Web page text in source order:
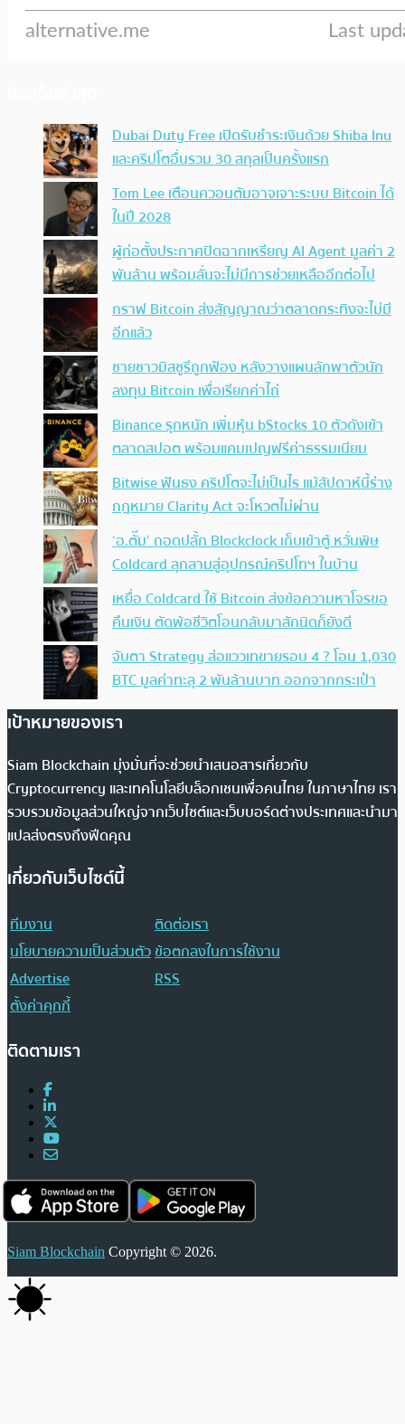
Dubai Duty Free เปิดรับชำระเงินด้วย Shiba Inu
และคริปโตอื่นรวม 30 สกุลเป็นครั้งแรก
Tom Lee เตือนควอนตัมอาจเจาะระบบ Bitcoin ได้
ในปี 2028
ผู้ก่อตั้งประกาศปิดฉากเหรียญ AI Agent มูลค่า 2
พันล้าน พร้อมลั่นจะไม่มีการช่วยเหลืออีกต่อไป
กราฟ Bitcoin ส่งสัญญาณว่าตลาดกระทิงจะไม่มี
อีกแล้ว
ชายชาวมิสซูรีถูกฟ้อง หลังวางแผนลักพาตัวนัก
ลงทุน Bitcoin เพื่อเรียกค่าไถ่
Binance รุกหนัก เพิ่มหุ้น bStocks 10 ตัวดังเข้า
ตลาดสปอต พร้อมแคมเปญฟรีค่าธรรมเนียม
Bitwise ฟันธง คริปโตจะไม่เป็นไร แม้สัปดาห์นี้ร่าง
กฎหมาย Clarity Act จะโหวตไม่ผ่าน
‘อ.ตั๊ม’ ถอดปลั้ก Blockclock เก็บเข้าตู้ หวั่นพิษ
Coldcard ลุกลามสู่อุปกรณ์คริปโทฯ ในบ้าน
เหยื่อ Coldcard ใช้ Bitcoin ส่งข้อความหาโจรขอ
คืนเงิน ตัดพ้อชีวิตโอนกลับมาสักนิดก็ยังดี
จับตา Strategy ส่อแววเทขายรอบ 4 ? โอน 1,030
BTC มูลค่าทะลุ 2 พันล้านบาท ออกจากกระเป๋า
เป้าหมายของเรา
Siam Blockchain มุ่งมั่นที่จะช่วยนำเสนอสารเกี่ยวกับ
Cryptocurrency และเทคโนโลยีบล็อกเชนเพื่อคนไทย ในภาษาไทย เรา
รวบรวมข้อมูลส่วนใหญ่จากเว็บไซต์และเว็บบอร์ดต่างประเทศและนำมา
แปลส่งตรงถึงฟีดคุณ
เกี่ยวกับเว็บไซต์นี้
ทีมงาน
ติดต่อเรา
นโยบายความเป็นส่วนตัวข้อตกลงในการใช้งาน
Advertise
RSS
ตั้งค่าคุกกี้
ติดตามเรา
Siam Blockchain Copyright © 2026.